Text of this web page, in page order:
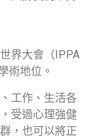
界大會（IPPA
術地位。
工作、生活各
受過心理強健
，也可以將正